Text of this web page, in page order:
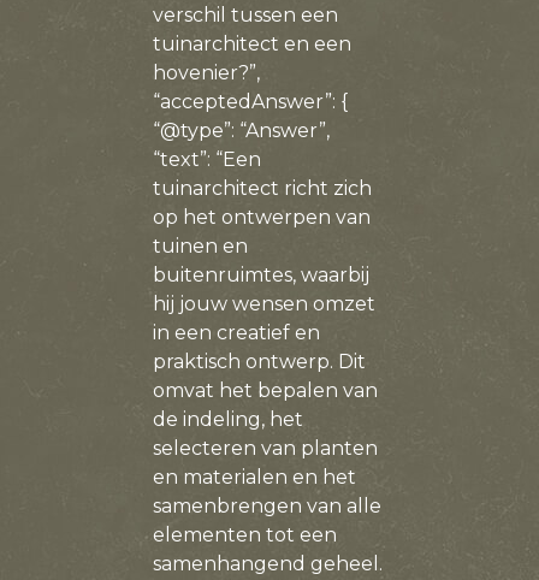
verschil tussen een
tuinarchitect en een
hovenier?”,
“acceptedAnswer”: {
“@type”: “Answer”,
“text”: “Een
tuinarchitect richt zich
op het ontwerpen van
tuinen en
buitenruimtes, waarbij
hij jouw wensen omzet
in een creatief en
praktisch ontwerp. Dit
omvat het bepalen van
de indeling, het
selecteren van planten
en materialen en het
samenbrengen van alle
elementen tot een
samenhangend geheel.